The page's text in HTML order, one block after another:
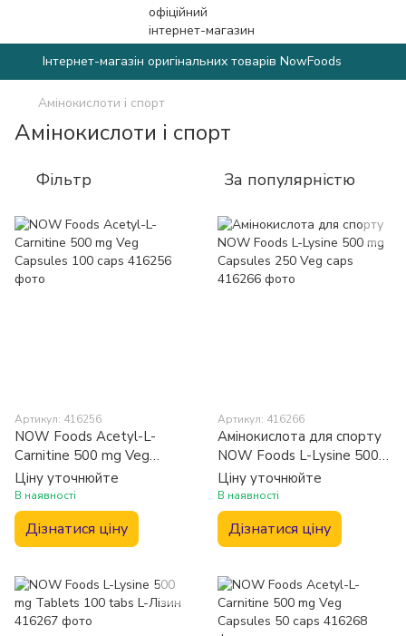
Інтернет-магазін оригінальних товарів NowFoods
Амінокислоти і спорт
Амінокислоти і спорт
Фільтр За популярністю
Артикул: 416256
NOW Foods Acetyl-L-
Carnitine 500 mg Veg
Capsules 100 caps
Ціну уточнюйте
В наявності
Дізнатися ціну
Артикул: 416266
Амінокислота для спорту
NOW Foods L-Lysine 500
mg Capsules 250 Veg caps
Ціну уточнюйте
В наявності
Дізнатися ціну